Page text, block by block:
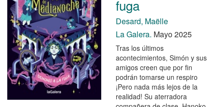
fuga
Desard, Maëlle
La Galera. Mayo 2025
Tras los últimos
acontecimientos, Simón y sus
amigos creen que por fin
podrán tomarse un respiro
¡Pero nada más lejos de la
realidad! Su aterradora